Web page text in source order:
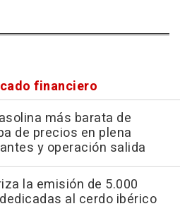
financiero
más barata de
de precios en plena
y operación salida
la emisión de 5.000
al cerdo ibérico